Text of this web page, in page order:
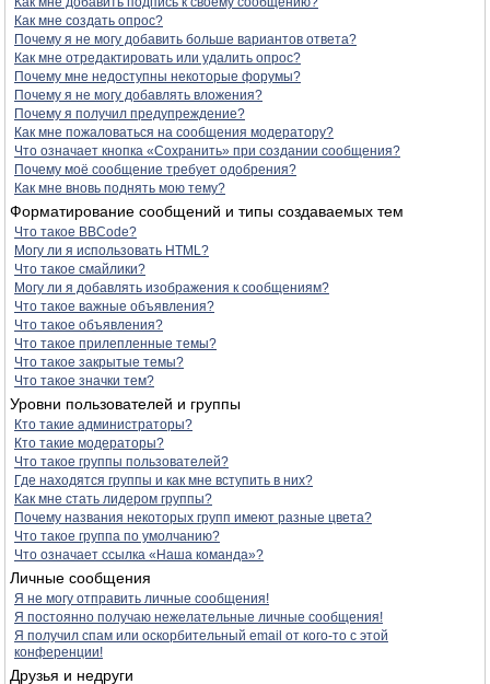
Как мне создать опрос?
Почему я не могу добавить больше вариантов ответа?
Как мне отредактировать или удалить опрос?
Почему мне недоступны некоторые форумы?
Почему я не могу добавлять вложения?
Почему я получил предупреждение?
Как мне пожаловаться на сообщения модератору?
Что означает кнопка «Сохранить» при создании сообщения?
Почему моё сообщение требует одобрения?
Как мне вновь поднять мою тему?
Форматирование сообщений и типы создаваемых тем
Что такое BBCode?
Могу ли я использовать HTML?
Что такое смайлики?
Могу ли я добавлять изображения к сообщениям?
Что такое важные объявления?
Что такое объявления?
Что такое прилепленные темы?
Что такое закрытые темы?
Что такое значки тем?
Уровни пользователей и группы
Кто такие администраторы?
Кто такие модераторы?
Что такое группы пользователей?
Где находятся группы и как мне вступить в них?
Как мне стать лидером группы?
Почему названия некоторых групп имеют разные цвета?
Что такое группа по умолчанию?
Что означает ссылка «Наша команда»?
Личные сообщения
Я не могу отправить личные сообщения!
Я постоянно получаю нежелательные личные сообщения!
Я получил спам или оскорбительный email от кого-то с этой
конференции!
Друзья и недруги